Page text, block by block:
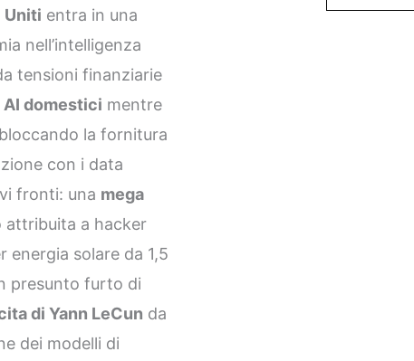
Uniti entra in una
nell’intelligenza
tensioni finanziarie
domestici mentre
la fornitura
con i data
fronti: una mega
attribuita a hacker
energia solare da 1,5
presunto furto di
di Yann LeCun da
dei modelli di